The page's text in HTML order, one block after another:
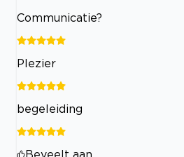
Communicatie?
Plezier
begeleiding
Beveelt aan